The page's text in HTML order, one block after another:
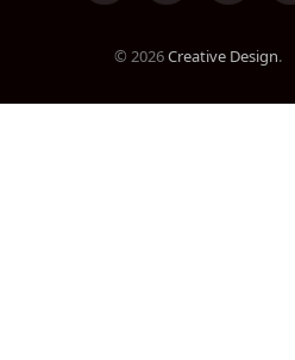
© 2026Creative Design.